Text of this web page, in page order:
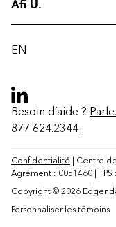
Contact
FAQ
Afi U.
EN
Besoin d’aide ?
877 624.2344
Confidentialité | Centre
Agrément : 0051460 |
Copyright © 2026
Personnaliser les témoins